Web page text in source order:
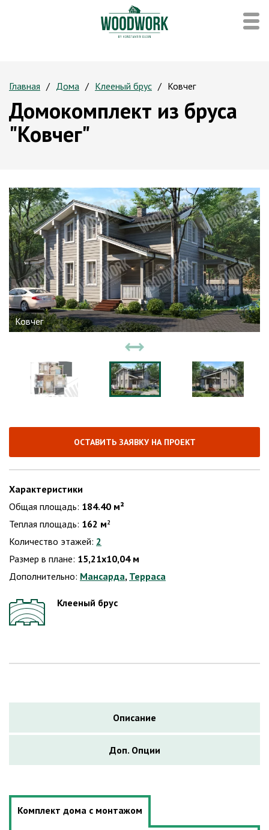
Главная Дома Клееный брус Ковчег
Домокомплект из бруса
"Ковчег"
Ковчег
ОСТАВИТЬ ЗАЯВКУ НА ПРОЕКТ
Характеристики
Общая площадь: 184.40 м²
Теплая площадь: 162 м2
Количество этажей: 2
Размер в плане: 15,21х10,04 м
Дополнительно: Мансарда, Терраса
Клееный брус
Описание
Доп. Опции
Комплект дома с монтажом